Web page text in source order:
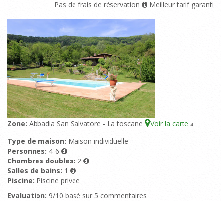
Pas de frais de réservation
Meilleur tarif garanti
Zone: Abbadia San Salvatore - La toscane Voir la carte 4
Type de maison: Maison individuelle
Personnes: 4-6
Chambres doubles: 2
Salles de bains: 1
Piscine: Piscine privée
Evaluation: 9/10 basé sur 5 commentaires